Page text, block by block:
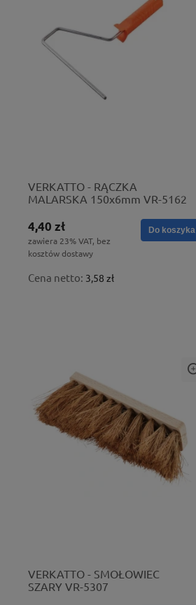
VERKATTO - RĄCZKA
MALARSKA 150x6mm VR-5162
4,40 zł
zawiera 23% VAT, bez
kosztów dostawy
Cena netto: 3,58 zł
Do koszyka
VERKATTO - SMOŁOWIEC
SZARY VR-5307